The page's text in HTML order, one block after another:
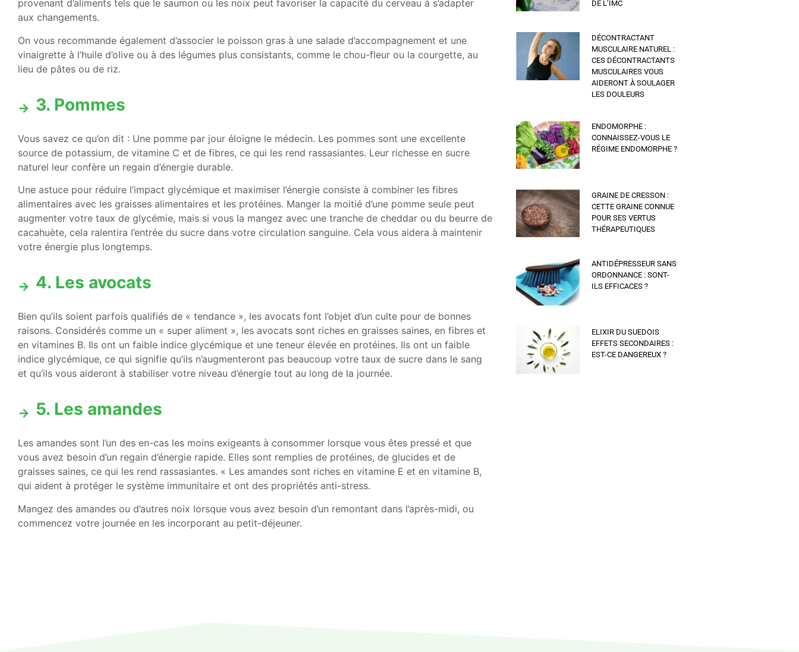
provenant d’aliments tels que le saumon ou les noix peut favoriser la capacité du cerveau à s’adapter
aux changements.
On vous recommande également d’associer le poisson gras à une salade d’accompagnement et une
vinaigrette à l’huile d’olive ou à des légumes plus consistants, comme le chou-fleur ou la courgette, au
lieu de pâtes ou de riz.
3. Pommes
Vous savez ce qu’on dit : Une pomme par jour éloigne le médecin. Les pommes sont une excellente
source de potassium, de vitamine C et de fibres, ce qui les rend rassasiantes. Leur richesse en sucre
naturel leur confère un regain d’énergie durable.
Une astuce pour réduire l’impact glycémique et maximiser l’énergie consiste à combiner les fibres
alimentaires avec les graisses alimentaires et les protéines. Manger la moitié d’une pomme seule peut
augmenter votre taux de glycémie, mais si vous la mangez avec une tranche de cheddar ou du beurre de
cacahuète, cela ralentira l’entrée du sucre dans votre circulation sanguine. Cela vous aidera à maintenir
votre énergie plus longtemps.
4. Les avocats
Bien qu’ils soient parfois qualifiés de « tendance », les avocats font l’objet d’un culte pour de bonnes
raisons. Considérés comme un « super aliment », les avocats sont riches en graisses saines, en fibres et
en vitamines B. Ils ont un faible indice glycémique et une teneur élevée en protéines. Ils ont un faible
indice glycémique, ce qui signifie qu’ils n’augmenteront pas beaucoup votre taux de sucre dans le sang
et qu’ils vous aideront à stabiliser votre niveau d’énergie tout au long de la journée.
5. Les amandes
Les amandes sont l’un des en-cas les moins exigeants à consommer lorsque vous êtes pressé et que
vous avez besoin d’un regain d’énergie rapide. Elles sont remplies de protéines, de glucides et de
graisses saines, ce qui les rend rassasiantes. « Les amandes sont riches en vitamine E et en vitamine B,
qui aident à protéger le système immunitaire et ont des propriétés anti-stress.
Mangez des amandes ou d’autres noix lorsque vous avez besoin d’un remontant dans l’après-midi, ou
commencez votre journée en les incorporant au petit-déjeuner.
DE L’IMC
DÉCONTRACTANT
MUSCULAIRE NATUREL :
CES DÉCONTRACTANTS
MUSCULAIRES VOUS
AIDERONT À SOULAGER
LES DOULEURS
ENDOMORPHE :
CONNAISSEZ-VOUS LE
RÉGIME ENDOMORPHE ?
GRAINE DE CRESSON :
CETTE GRAINE CONNUE
POUR SES VERTUS
THÉRAPEUTIQUES
ANTIDÉPRESSEUR SANS
ORDONNANCE : SONT-
ILS EFFICACES ?
ELIXIR DU SUEDOIS
EFFETS SECONDAIRES :
EST-CE DANGEREUX ?